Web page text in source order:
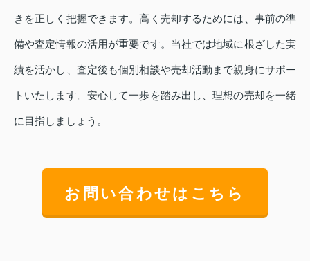
きを正しく把握できます。高く売却するためには、事前の準
備や査定情報の活用が重要です。当社では地域に根ざした実
績を活かし、査定後も個別相談や売却活動まで親身にサポー
トいたします。安心して一歩を踏み出し、理想の売却を一緒
に目指しましょう。
お問い合わせはこちら